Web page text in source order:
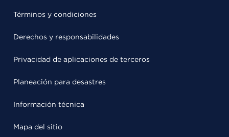
Términos y condiciones
Derechos y responsabilidades
Privacidad de aplicaciones de terceros
Planeación para desastres
Información técnica
Mapa del sitio